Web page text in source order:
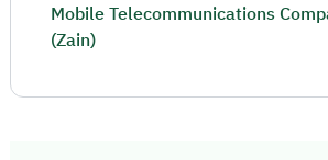
Mobile Telecommunications
(Zain)